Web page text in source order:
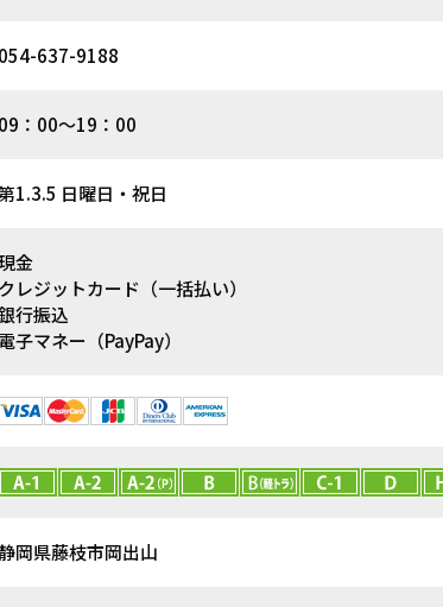
054-637-9188
09：00～19：00
1.3.5 日曜日・祝日
金
クレジットカード（一括払い）
行振込
電子マネー（PayPay）
岡県藤枝市岡出山